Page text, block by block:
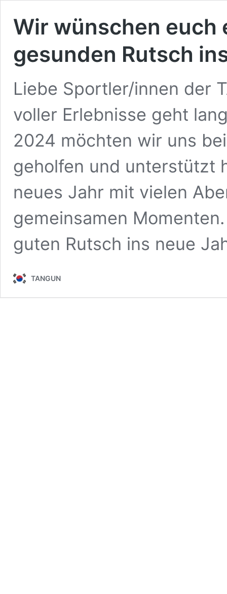
Wir wünschen euch
gesunden Rutsch
Liebe Sportler/innen der
voller Erlebnisse geht
2024 möchten wir uns
geholfen und unterstützt
neues Jahr mit vielen
gemeinsamen
guten Rutsch ins neue
TANGUN